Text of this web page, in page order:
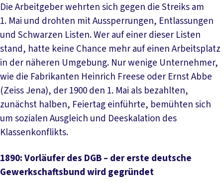
Die Arbeitgeber wehrten sich gegen die Streiks am
1. Mai und drohten mit Aussperrungen, Entlassungen
und Schwarzen Listen. Wer auf einer dieser Listen
stand, hatte keine Chance mehr auf einen Arbeitsplatz
in der näheren Umgebung. Nur wenige Unternehmer,
wie die Fabrikanten Heinrich Freese oder Ernst Abbe
(Zeiss Jena), der 1900 den 1. Mai als bezahlten,
zunächst halben, Feiertag einführte, bemühten sich
um sozialen Ausgleich und Deeskalation des
Klassenkonflikts.
1890: Vorläufer des DGB – der erste deutsche
Gewerkschaftsbund wird gegründet